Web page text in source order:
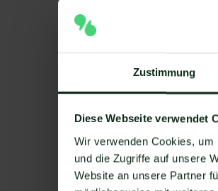
Zustimmung
Diese Webseite verwendet
Wir verwenden Cookies,
und die Zugriffe auf unsere
Website an unsere Partner